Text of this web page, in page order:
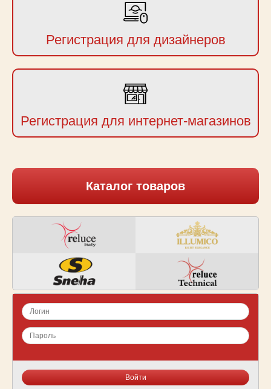
Регистрация для дизайнеров
Регистрация для интернет-магазинов
Каталог товаров